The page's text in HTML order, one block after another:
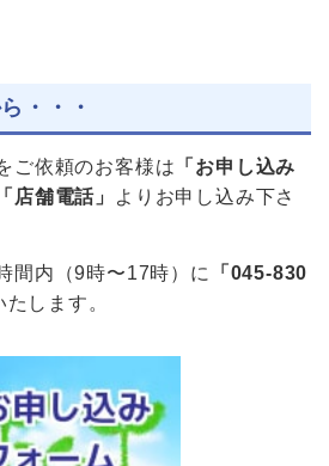
・・・
ご依頼のお客様は 「お申し込み
「店舗電話」
よりお申し込み下さ
間内（9時〜17時）に
「045-830
します。